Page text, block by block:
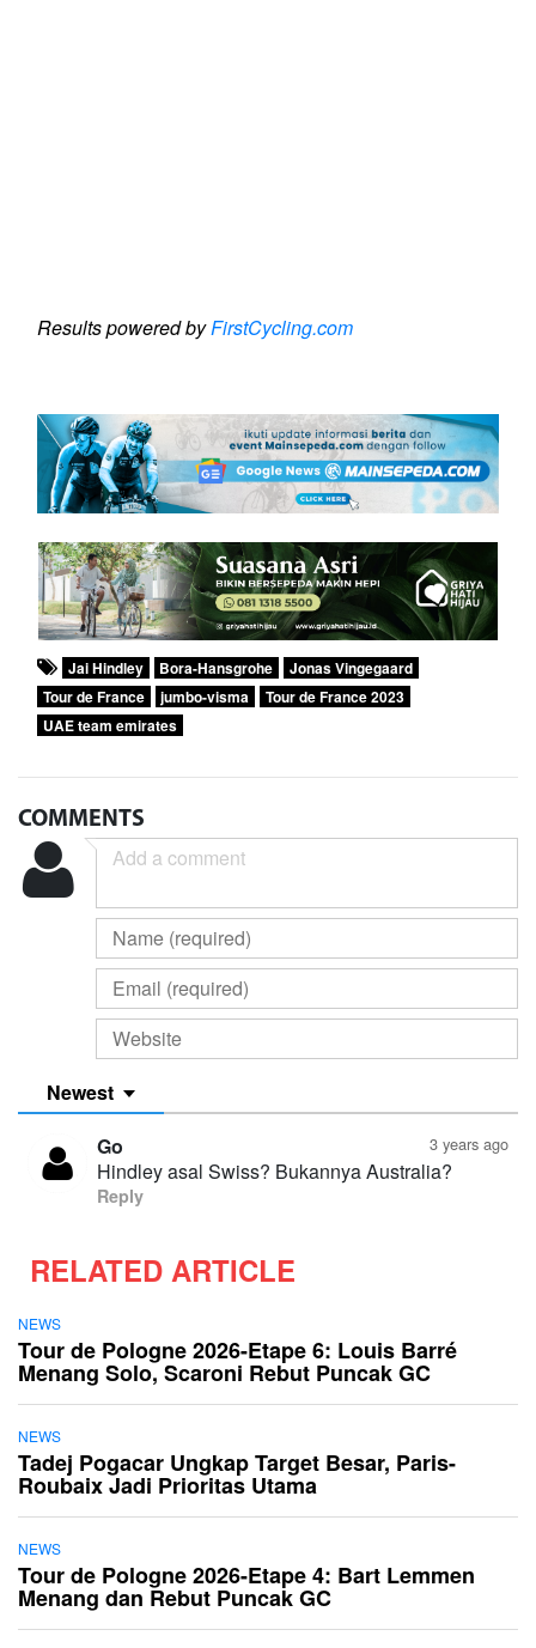
Results powered byFirstCycling.com
Jai Hindley Bora-Hansgrohe
Jonas Vingegaard
Tour de France
jumbo-visma
Tour de France 2023
UAE team emirates
COMMENTS
Newest
3 years ago
Go
Hindley asal Swiss? Bukannya Australia?
Reply
RELATED ARTICLE
NEWS
Tour de Pologne 2026-Etape 6: Louis Barré
Menang Solo, Scaroni Rebut Puncak GC
NEWS
Tadej Pogacar Ungkap Target Besar, Paris-
Roubaix Jadi Prioritas Utama
NEWS
Tour de Pologne 2026-Etape 4: Bart Lemmen
Menang dan Rebut Puncak GC